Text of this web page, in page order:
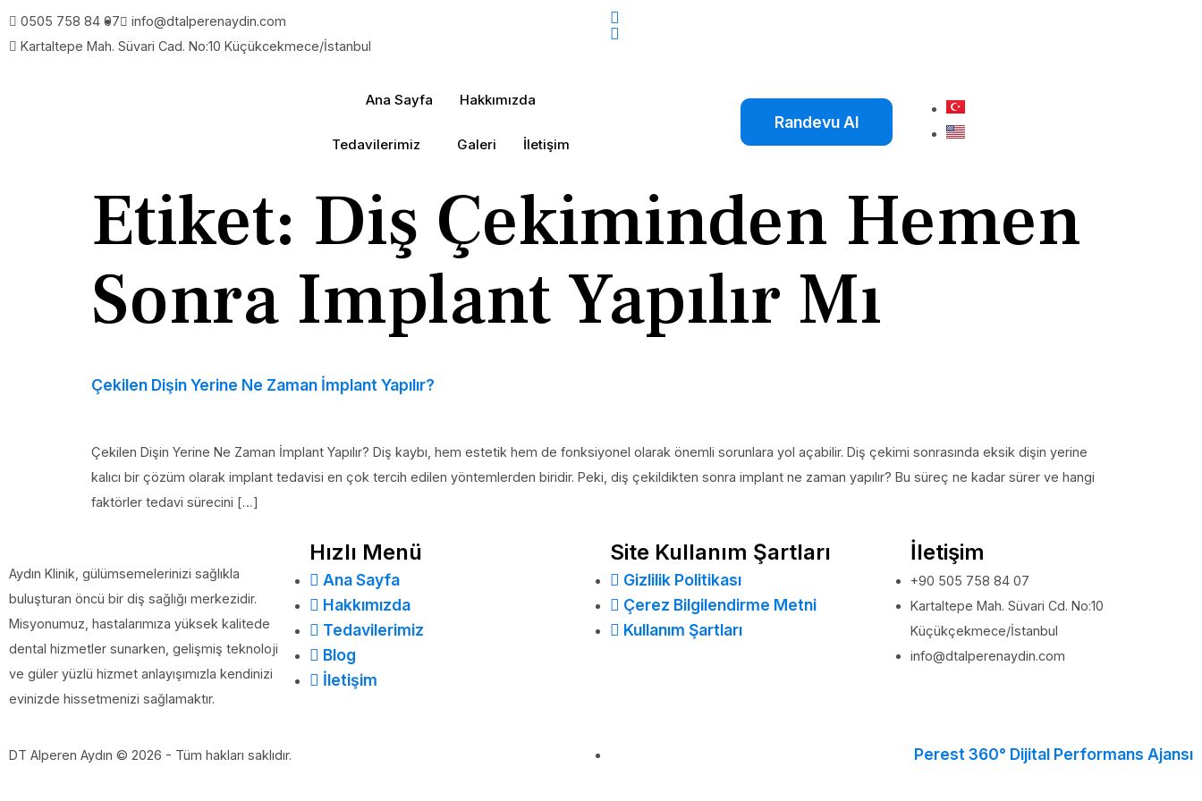
0505 758 84 07
info@dtalperenaydin.com
Kartaltepe Mah. Süvari Cad. No:10 Küçükcekmece/İstanbul
Ana Sayfa Hakkımızda
Tedavilerimiz Galeri İletişim
Randevu Al
Etiket: Diş Çekiminden Hemen
Sonra Implant Yapılır Mı
Çekilen Dişin Yerine Ne Zaman İmplant Yapılır?
Çekilen Dişin Yerine Ne Zaman İmplant Yapılır? Diş kaybı, hem estetik hem de fonksiyonel olarak önemli sorunlara yol açabilir. Diş çekimi sonrasında eksik dişin yerine
kalıcı bir çözüm olarak implant tedavisi en çok tercih edilen yöntemlerden biridir. Peki, diş çekildikten sonra implant ne zaman yapılır? Bu süreç ne kadar sürer ve hangi
faktörler tedavi sürecini […]
Aydın Klinik, gülümsemelerinizi sağlıkla
buluşturan öncü bir diş sağlığı merkezidir.
Misyonumuz, hastalarımıza yüksek kalitede
dental hizmetler sunarken, gelişmiş teknoloji
ve güler yüzlü hizmet anlayışımızla kendinizi
evinizde hissetmenizi sağlamaktır.
Hızlı Menü
Ana Sayfa
Hakkımızda
Tedavilerimiz
Blog
İletişim
Site Kullanım Şartları
Gizlilik Politikası
Çerez Bilgilendirme Metni
Kullanım Şartları
İletişim
+90 505 758 84 07
Kartaltepe Mah. Süvari Cd. No:10
Küçükçekmece/İstanbul
info@dtalperenaydin.com
DT Alperen Aydın © 2026 - Tüm hakları saklıdır. Perest 360° Dijital Performans Ajansı